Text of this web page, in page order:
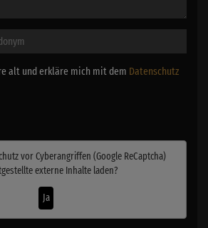
alt und erkläre mich mit dem Datenschutz
vor Cyberangriffen (Google ReCaptcha)
externe Inhalte laden?
Ja